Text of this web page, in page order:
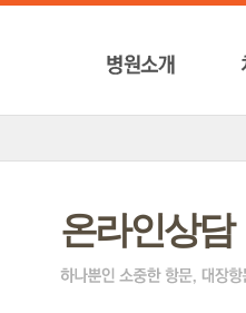
온라인상담